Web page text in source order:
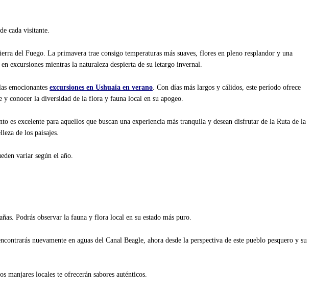
cada visitante.
del Fuego. La primavera trae consigo temperaturas más suaves, flores en pleno resplandor y una
excursiones mientras la naturaleza despierta de su letargo invernal.
emocionantes excursiones en Ushuaia en verano . Con días más largos y cálidos, este período ofrece
conocer la diversidad de la flora y fauna local en su apogeo.
excelente para aquellos que buscan una experiencia más tranquila y desean disfrutar de la Ruta de la
de los paisajes.
variar según el año.
Podrás observar la fauna y flora local en su estado más puro.
nuevamente en aguas del Canal Beagle, ahora desde la perspectiva de este pueblo pesquero y su
manjares locales te ofrecerán sabores auténticos.